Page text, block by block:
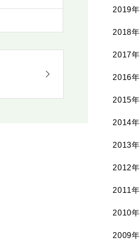
2019年
2018年
2017年
2016年
2015年
2014年
2013年
2012年
2011年
2010年
2009年